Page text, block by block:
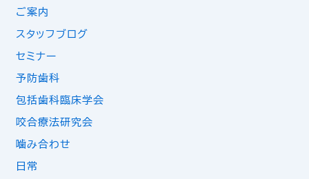
ご案内
スタッフブログ
セミナー
予防歯科
包括歯科臨床学会
咬合療法研究会
噛み合わせ
日常